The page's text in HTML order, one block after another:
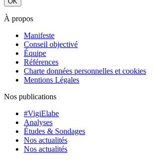
À propos
Manifeste
Conseil objectivé
Équipe
Références
Charte données personnelles et cookies
Mentions Légales
Nos publications
#VigiElabe
Analyses
Études & Sondages
Nos actualités
Nos actualités